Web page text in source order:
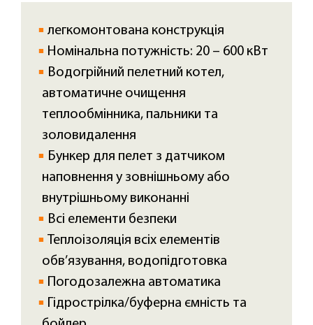
легкомонтована конструкція
Номінальна потужність: 20 – 600 кВт
Водогрійний пелетний котел,
автоматичне очищення
теплообмінника, пальники та
золовидалення
Бункер для пелет з датчиком
наповнення у зовнішньому або
внутрішньому виконанні
Всі елементи безпеки
Теплоізоляція всіх елементів
обв’язування, водопідготовка
Погодозалежна автоматика
Гідрострілка/буферна ємність та